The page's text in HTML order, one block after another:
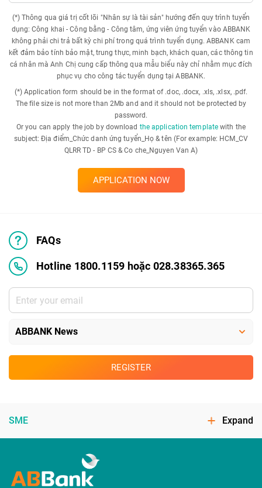
(*) Thông qua giá trị cốt lõi "Nhân sự là tài sản" hướng đến quy trình tuyển
dụng: Công khai - Công bằng - Công tâm, ứng viên ứng tuyển vào ABBANK
không phải chi trả bất kỳ chi phí trong quá trình tuyển dụng. ABBANK cam
kết đảm bảo tính bảo mật, trung thực, minh bạch, khách quan, các thông tin
cá nhân mà Anh Chị cung cấp thông qua mẫu biểu này chỉ nhằm mục đích
phục vụ cho công tác tuyển dụng tại ABBANK.
(*) Application form should be in the format of .doc, .docx, .xls, .xlsx, .pdf.
The file size is not more than 2Mb and and it should not be protected by
password.
Or you can apply the job by download the application template with the
subject: Địa điểm_Chức danh ứng tuyển_Họ & tên (For example: HCM_CV
QLRR TD - BP CS & Co che_Nguyen Van A)
APPLICATION NOW
FAQs
Hotline 1800.1159 hoặc 028.38365.365
REGISTER
SME Expand